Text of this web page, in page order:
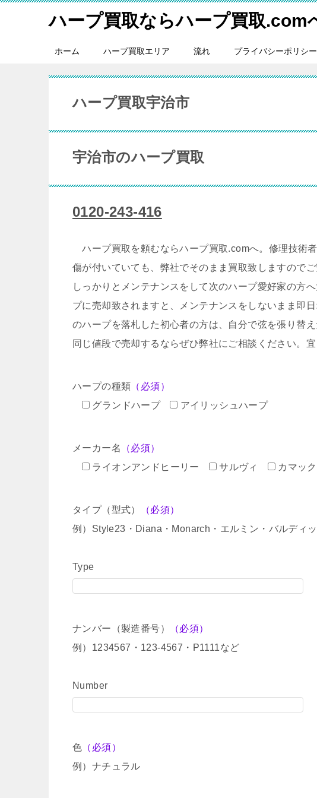
ハープ買取ならハープ買取.com
ホーム ハープ買取エリア 流れ プライバシーポリシー
ハープ買取宇治市
宇治市のハープ買取
0120-243-416
ハープ買取を頼むならハープ買取.comへ。修理技術
傷が付いていても、弊社でそのまま買取致しますので
しっかりとメンテナンスをして次のハープ愛好家の方
プに売却致されますと、メンテナンスをしないまま即
のハープを落札した初心者の方は、自分で弦を張り替
同じ値段で売却するならぜひ弊社にご相談ください。
ハープの種類 （必須）
グランドハープ
アイリッシュハープ
メーカー名
（必須）
ライオンアンドヒーリー
サルヴィ カマック
タイプ（型式）
（必須）
例）Style23・Diana・Monarch・エルミン・バルディ
Type
ナンバー（製造番号）
（必須）
例）1234567・123-4567・P1111など
Number
色 （必須）
例）ナチュラル